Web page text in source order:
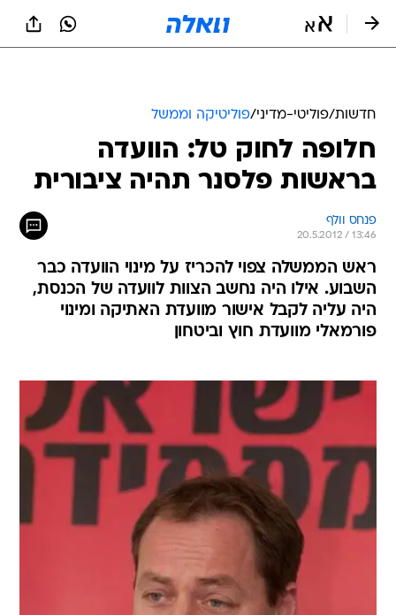
חלופה לחוק טל: הוועדה
בראשות פלסנר תהיה ציבורית
פנחס וולף
20.5.2012 / 13:46
ראש הממשלה צפוי להכריז על מינוי הוועדה כבר
השבוע. אילו היה נחשב הצוות לוועדה של הכנסת,
היה עליה לקבל אישור מוועדת האתיקה ומינוי
פורמאלי מוועדת חוץ וביטחון